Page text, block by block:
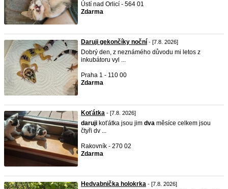
Ústí nad Orlicí - 564 01
Zdarma
Daruji gekončíky noční - [7.8. 2026]
Dobrý den, z neznámého důvodu mi letos z
inkubátoru vyl ...
Praha 1 - 110 00
Zdarma
Koťátka - [7.8. 2026]
daruji koťátka jsou jim dva měsíce celkem jsou
čtyři dv ...
Rakovník - 270 02
Zdarma
Hedvabnička holokrka - [7.8. 2026]